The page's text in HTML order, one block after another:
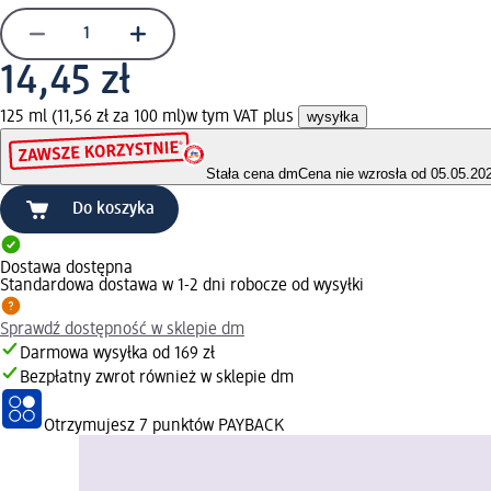
14,45 zł
125 ml (11,56 zł za 100 ml)w tym VAT plus wysyłka
Stała cena dmCena nie wzrosła od
Do koszyka
Dostawa dostępna
Standardowa dostawa w 1-2 dni robocze od wysyłki
Sprawdź dostępność w sklepie dm
Darmowa wysyłka od 169 zł
Bezpłatny zwrot również w sklepie dm
Otrzymujesz 7 punktów PAYBACK